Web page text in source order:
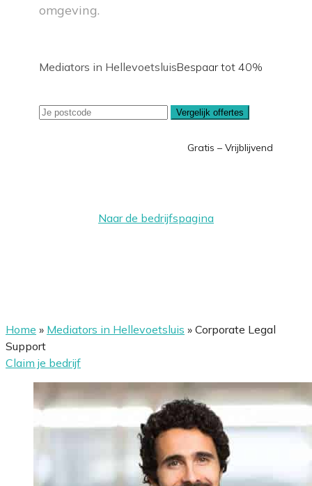
omgeving.
Mediators in HellevoetsluisBespaar tot 40%
Vergelijk offertes
Gratis – Vrijblijvend
Naar de bedrijfspagina
Home » Mediators in Hellevoetsluis » Corporate Legal
Support
Claim je bedrijf